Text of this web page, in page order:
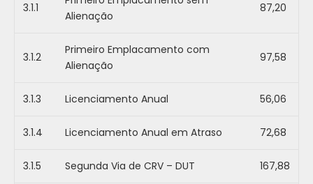
3.1.1
Alienação
87,20
3.1.2
Primeiro Emplacamento com
Alienação
97,58
3.1.3 Licenciamento Anual 56,06
3.1.4 Licenciamento Anual em Atraso 72,68
3.1.5 Segunda Via de CRV – DUT 167,88